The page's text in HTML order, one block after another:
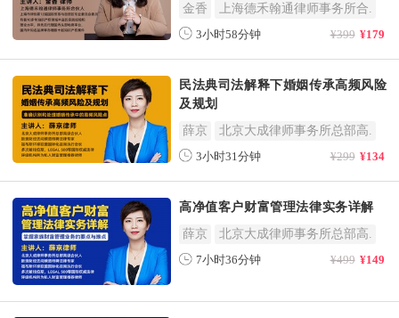
金香 上海德禾翰通律师事务所合.
3小时58分钟 ¥399 ¥179
民法典司法解释下婚姻传承高频风险
及规划
薛京 北京大成律师事务所总部高.
3小时31分钟 ¥299 ¥134
高净值客户财富管理法律实务详解
薛京 北京大成律师事务所总部高.
7小时36分钟 ¥499 ¥149